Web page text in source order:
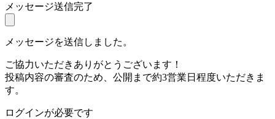
メッセージ送信完了
メッセージを送信しました。
ご協力いただきありがとうございます！
投稿内容の審査のため、公開まで約3営業日程度いただきま
す。
ログインが必要です